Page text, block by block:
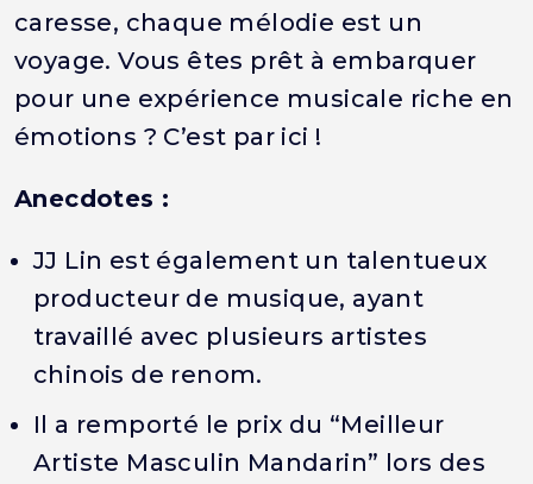
caresse, chaque mélodie est un
voyage. Vous êtes prêt à embarquer
pour une expérience musicale riche en
émotions ? C’est par ici !
Anecdotes :
JJ Lin est également un talentueux
producteur de musique, ayant
travaillé avec plusieurs artistes
chinois de renom.
Il a remporté le prix du “Meilleur
Artiste Masculin Mandarin” lors des